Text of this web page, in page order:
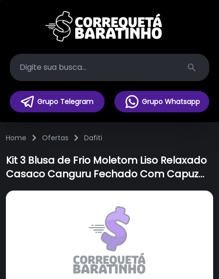
Search
Grupo Telegram Grupo Whatsapp
Home Ofertas Dafiti
Kit 3 Blusa de Frio Moletom Liso Relaxado
Casaco Canguru Fechado Com Capuz
Inverno Estiloso